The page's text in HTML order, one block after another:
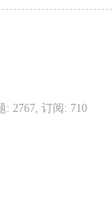
: 2767, 订阅: 710